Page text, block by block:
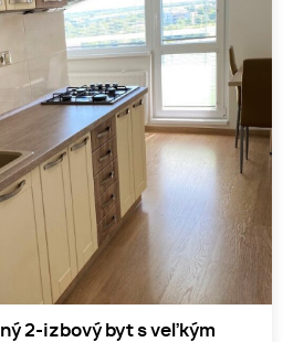
2-izbový byt s veľkým